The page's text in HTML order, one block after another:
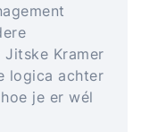
Kramer
logica achter
je er wél